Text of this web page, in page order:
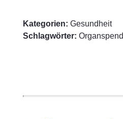
Kategorien: Gesundheit
Schlagwörter: